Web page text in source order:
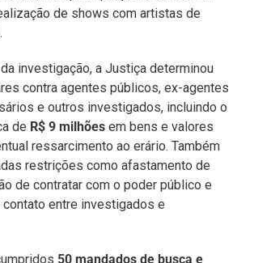
de shows com artistas de
investigação, a Justiça determinou
contra agentes públicos, ex-agentes
e outros investigados, incluindo o
de R$ 9 milhões em bens e valores
ressarcimento ao erário. Também
restrições como afastamento de
de contratar com o poder público e
entre investigados e
50 mandados de busca e